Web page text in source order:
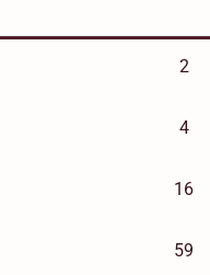
2
4
16
59